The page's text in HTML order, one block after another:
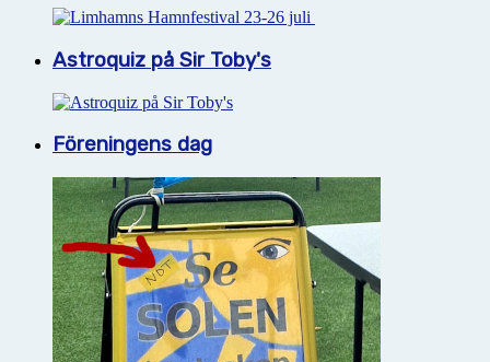
Astroquiz på Sir Toby's
Föreningens dag